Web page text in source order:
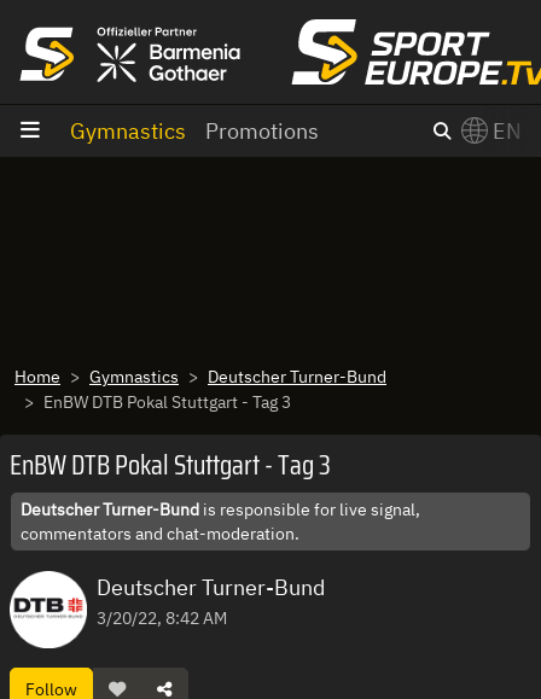
Gymnastics Promotions EN
Home Gymnastics
Deutscher Turner-Bund
EnBW DTB Pokal Stuttgart - Tag 3
EnBW DTB Pokal Stuttgart - Tag 3
Deutscher Turner-Bund is responsible for live signal,
commentators and chat-moderation.
Deutscher Turner-Bund
3/20/22, 8:42 AM
Follow